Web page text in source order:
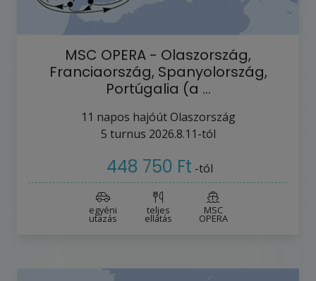
MSC OPERA - Olaszország,
Franciaország, Spanyolország,
Portúgalia (a …
11 napos hajóútOlaszország
5 turnus 2026.8.11-tól
448 750 Ft -tól
egyéni
utazás
teljes
ellátás
MSC
OPERA